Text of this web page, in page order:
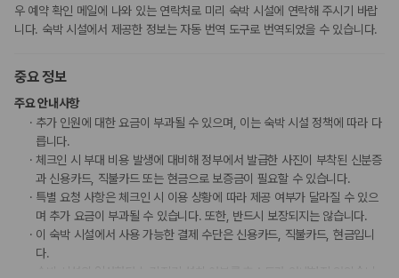
우 예약 확인 메일에 나와 있는 연락처로 미리 숙박 시설에 연락해 주시기 바랍
니다. 숙박 시설에서 제공한 정보는 자동 번역 도구로 번역되었을 수 있습니다.
중요 정보
주요 안내사항
추가 인원에 대한 요금이 부과될 수 있으며, 이는 숙박 시설 정책에 따라 다
릅니다.
체크인 시 부대 비용 발생에 대비해 정부에서 발급한 사진이 부착된 신분증
과 신용카드, 직불카드 또는 현금으로 보증금이 필요할 수 있습니다.
특별 요청 사항은 체크인 시 이용 상황에 따라 제공 여부가 달라질 수 있으
며 추가 요금이 부과될 수 있습니다. 또한, 반드시 보장되지는 않습니다.
이 숙박 시설에서 사용 가능한 결제 수단은 신용카드, 직불카드, 현금입니
다.